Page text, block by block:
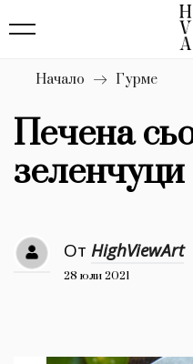
Бизнес
Мода
Dialogue
Изкуство
4340
Красота
777
Начало Гурме
Печена
зеленчуци
От HighViewArt
28 юли 2021